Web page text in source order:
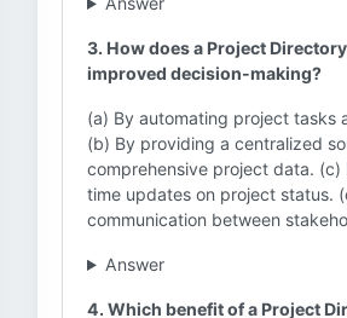
3. How does a Project
improved decision-making?
(a) By automating project tasks
(b) By providing a centralized
comprehensive project data.
time updates on project status.
communication between
Answer
4. Which benefit of a Project